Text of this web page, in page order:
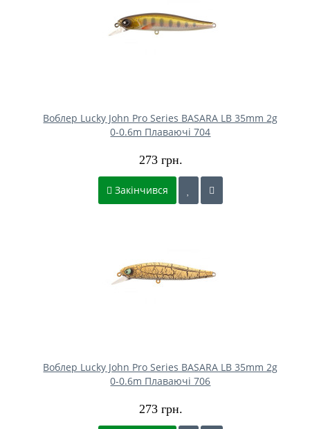
Воблер Lucky John Pro Series BASARA LB 35mm 2g
0-0.6m Плаваючі 704
273 грн.
Закінчився
Воблер Lucky John Pro Series BASARA LB 35mm 2g
0-0.6m Плаваючі 706
273 грн.